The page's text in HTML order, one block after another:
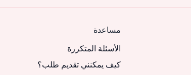
مساعدة
الأسئلة المتكررة
كيف يمكنني تقديم طلب؟